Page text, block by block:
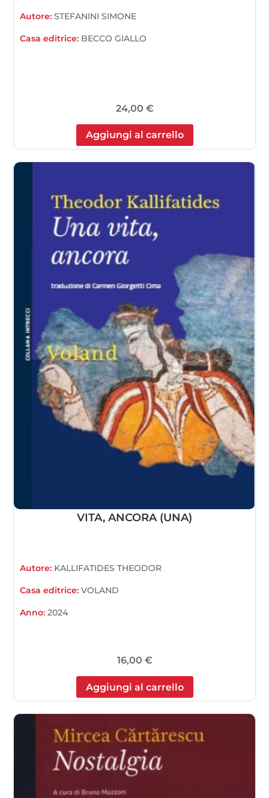
Autore:STEFANINI SIMONE
Casa editrice: BECCO GIALLO
24,00 €
Aggiungi al carrello
VITA, ANCORA (UNA)
Autore: KALLIFATIDES THEODOR
Casa editrice:VOLAND
Anno:2024
16,00 €
Aggiungi al carrello